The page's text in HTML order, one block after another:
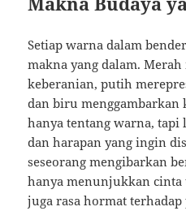
Setiap warna dalam
makna yang dalam.
keberanian, putih
dan biru
hanya tentang warna, tapi
dan harapan yang ingin
seseorang mengibarkan
hanya menunjukkan cinta
juga rasa hormat